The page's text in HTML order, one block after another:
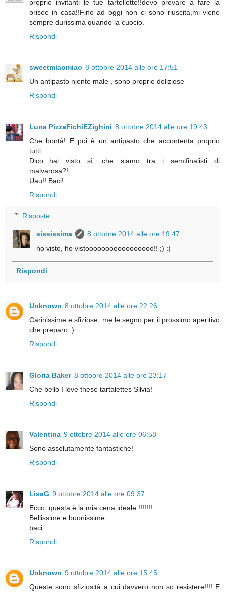
proprio invitanti le tue tartellette!!devo provare a fare la
brisee in casa!!Fino ad oggi non ci sono riuscita,mi viene
sempre durissima quando la cuocio.
Rispondi
sweetmiaomiao 8 ottobre 2014 alle ore 17:51
Un antipasto niente male , sono proprio deliziose
Rispondi
Luna PizzaFichiEZighinì 8 ottobre 2014 alle ore 19:43
Che bontà! E poi è un antipasto che accontenta proprio
tutti.
Dico...hai visto sì, che siamo tra i semifinalisti di
malvarosa?!
Uau!! Baci!
Rispondi
Risposte
sississima
8 ottobre 2014 alle ore 19:47
ho visto, ho vistooooooooooooooooo!! ;) :)
Rispondi
Unknown 8 ottobre 2014 alle ore 22:26
Carinissime e sfiziose, me le segno per il prossimo aperitivo
che preparo :)
Rispondi
Gloria Baker 8 ottobre 2014 alle ore 23:17
Che bello I love these tartalettes Silvia!
Rispondi
Valentina 9 ottobre 2014 alle ore 06:58
Sono assolutamente fantastiche!
Rispondi
LisaG 9 ottobre 2014 alle ore 09:37
Ecco, questa è la mia cena ideale !!!!!!!
Bellissime e buonissime
baci
Rispondi
Unknown 9 ottobre 2014 alle ore 15:45
Queste sono sfiziosità a cui davvero non so resistere!!!! E